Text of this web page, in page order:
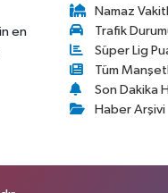
en
Namaz
Trafik
Süper Lig
Tüm
Son Dakika
Haber Arşivi